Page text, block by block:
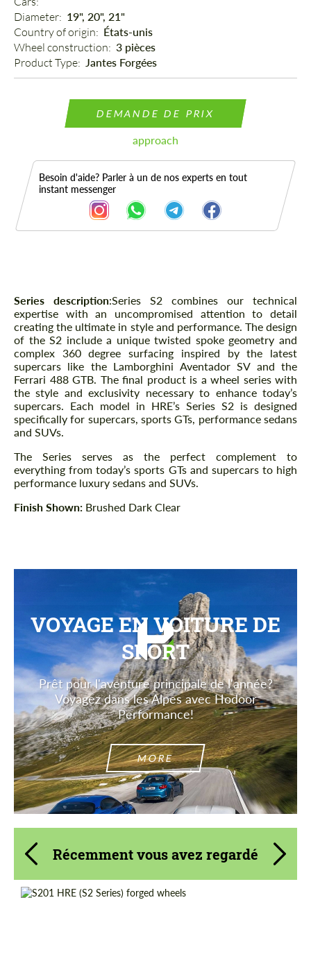
Diameter: 19", 20", 21"
Country of origin: États-unis
Wheel construction: 3 pièces
Product Type: Jantes Forgées
DEMANDE DE PRIX
approach
Besoin d'aide? Parler à un de nos experts en tout
instant messenger
Description
Series description:Series S2 combines our technical
expertise with an uncompromised attention to detail
creating the ultimate in style and performance. The design
of the S2 include a unique twisted spoke geometry and
complex 360 degree surfacing inspired by the latest
supercars like the Lamborghini Aventador SV and the
Ferrari 488 GTB. The final product is a wheel series with
the style and exclusivity necessary to enhance today’s
supercars. Each model in HRE’s Series S2 is designed
specifically for supercars, sports GTs, performance sedans
and SUVs.
The Series serves as the perfect complement to
everything from today’s sports GTs and supercars to high
performance luxury sedans and SUVs.
Finish Shown: Brushed Dark Clear
VOYAGE EN VOITURE DE
SPORT
Prêt pour l'aventure principale de l'année?
Voyagez dans les Alpes avec Hodoor
Performance!
MORE
Récemment vous avez regardé